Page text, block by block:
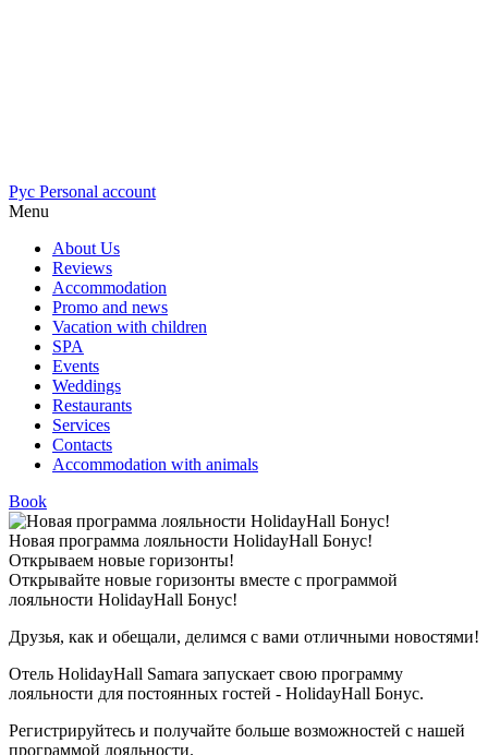
Рус Personal account
Menu
About Us
Reviews
Accommodation
Promo and news
Vacation with children
SPA
Events
Weddings
Restaurants
Services
Contacts
Accommodation with animals
Book
Новая программа лояльности HolidayHall Бонус!
Открываем новые горизонты!
Открывайте новые горизонты вместе с программой
лояльности HolidayHall Бонус!
Друзья, как и обещали, делимся с вами отличными новостями!
Отель HolidayHall Samara запускает свою программу
лояльности для постоянных гостей - HolidayHall Бонус.
Регистрируйтесь и получайте больше возможностей с нашей
программой лояльности.